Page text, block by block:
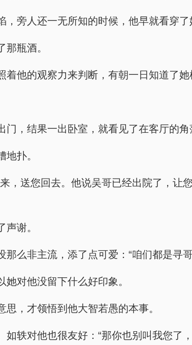
旁人还一无所知的时候，他早就看穿了
瓶酒。
他的观察力来判断，有朝一日知道了她
，结果一出卧室，就看见了在客厅的角
扑。
，送您回去。他说吴哥已经出院了，让
谢。
么非主流，添了点可爱：“咱们都是寻
对他没留下什么好印象。
，才领悟到他大智若愚的本事。
轶对他也很友好：“那你也别叫我您了